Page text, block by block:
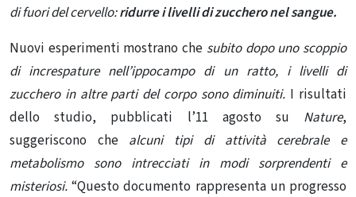
di fuori del cervello:ridurre i livelli di zucchero nel sangue.
Nuovi esperimenti mostrano che subito dopo uno scoppio
di increspature nell’ippocampo di un ratto, i livelli di
zucchero in altre parti del corpo sono diminuiti. I risultati
dello studio, pubblicati l’11 agosto su Nature,
suggeriscono che alcuni tipi di attività cerebrale e
metabolismo sono intrecciati in modi sorprendenti e
misteriosi.“Questo documento rappresenta un progresso